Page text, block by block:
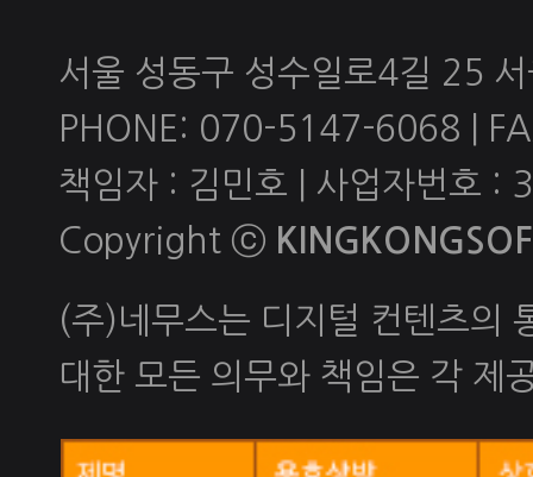
서울 성동구 성수일로4길 25
PHONE: 070-5147-6068 |
책임자 : 김민호 | 사업자번호
Copyright ⓒ
(주)네무스는 디지털 컨텐츠의
대한 모든 의무와 책임은 각 제